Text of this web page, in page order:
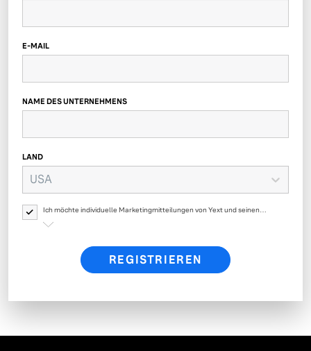
E-MAIL
NAME DES UNTERNEHMENS
LAND
USA
Ich möchte individuelle Marketingmitteilungen von Yext und seinen
Umfragen und Updates von Yext erhalten. Ihre persönlichen Daten werden
REGISTRIEREN